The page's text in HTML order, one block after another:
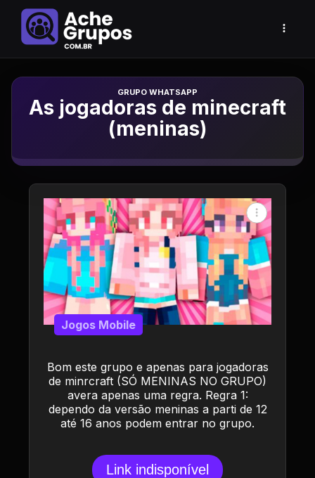
Grupo de Whatsapp
As jogadoras de minecraft
(meninas)
Bom este grupo e apenas para jogadoras
de minrcraft (SÓ MENINAS NO GRUPO)
avera apenas uma regra. Regra 1:
dependo da versão meninas a parti de 12
até 16 anos podem entrar no grupo.
Jogos Mobile
Link indisponível